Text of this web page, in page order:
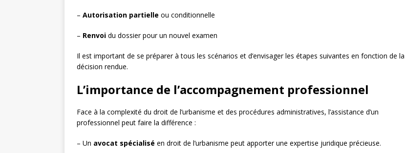
– Autorisation partielle ou conditionnelle
– Renvoi du dossier pour un nouvel examen
Il est important de se préparer à tous les scénarios et d’envisager les étapes suivantes en fonction de la
décision rendue.
L’importance de l’accompagnement professionnel
Face à la complexité du droit de l’urbanisme et des procédures administratives, l’assistance d’un
professionnel peut faire la différence :
– Un avocat spécialisé en droit de l’urbanisme peut apporter une expertise juridique précieuse.